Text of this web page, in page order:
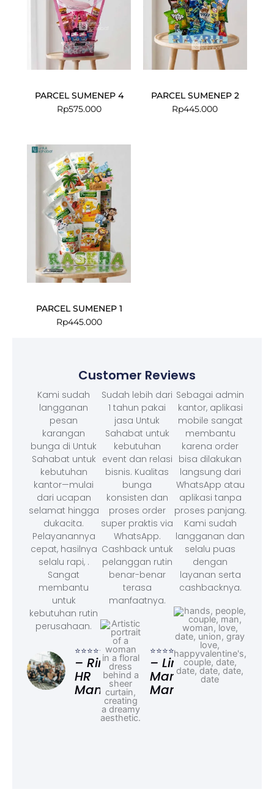
PARCEL SUMENEP 4
Rp575.000
PARCEL SUMENEP 2
Rp445.000
PARCEL SUMENEP 1
Rp445.000
Customer Reviews
Kami sudah
langganan
pesan
karangan
bunga di Untuk
Sahabat untuk
kebutuhan
kantor—mulai
dari ucapan
selamat hingga
dukacita.
Pelayanannya
cepat, hasilnya
selalu rapi, .
Sangat
membantu
untuk
kebutuhan rutin
perusahaan.
⭐⭐⭐⭐⭐
– Rina,
HR
Manager
Sudah lebih dari
1 tahun pakai
jasa Untuk
Sahabat untuk
kebutuhan
event dan relasi
bisnis. Kualitas
bunga
konsisten dan
proses order
super praktis via
WhatsApp.
Cashback untuk
pelanggan rutin
benar-benar
terasa
manfaatnya.
⭐⭐⭐⭐⭐
– Linda,
Marketing
Manager
Sebagai admin
kantor, aplikasi
mobile sangat
membantu
karena order
bisa dilakukan
langsung dari
WhatsApp atau
aplikasi tanpa
proses panjang.
Kami sudah
langganan dan
selalu puas
dengan
layanan serta
cashbacknya.